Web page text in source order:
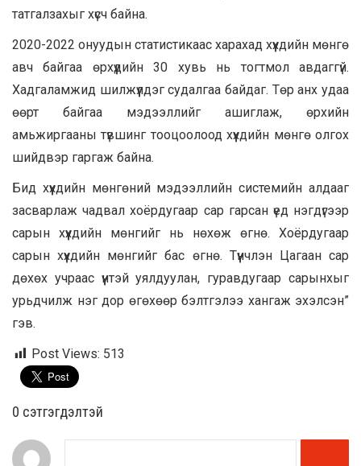
татгалзахыг хүсч байна.
2020-2022 онуудын статистикаас харахад хүүхдийн мөнгө
авч байгаа өрхүүдийн 30 хувь нь тогтмол авдаггүй.
Хадгаламжид шилжүүлдэг судалгаа байдаг. Төр анх удаа
өөрт байгаа мэдээллийг ашиглаж, өрхийн
амьжиргааны түвшинг тооцоолоод хүүхдийн мөнгө олгох
шийдвэр гаргаж байна.
Бид хүүхдийн мөнгөний мэдээллийн системийн алдааг
засварлаж чадвал хоёрдугаар сар гарсан үед нэгдүгээр
сарын хүүхдийн мөнгийг нь нөхөж өгнө. Хоёрдугаар
сарын хүүхдийн мөнгийг бас өгнө. Түүнчлэн Цагаан сар
дөхөх учраас үүнтэй уялдуулан, гуравдугаар сарынхыг
урьдчилж нэг дор өгөхөөр бэлтгэлээ хангаж эхэлсэн”
гэв.
Post Views: 513
0 cэтгэгдэлтэй